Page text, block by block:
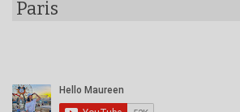
Paris